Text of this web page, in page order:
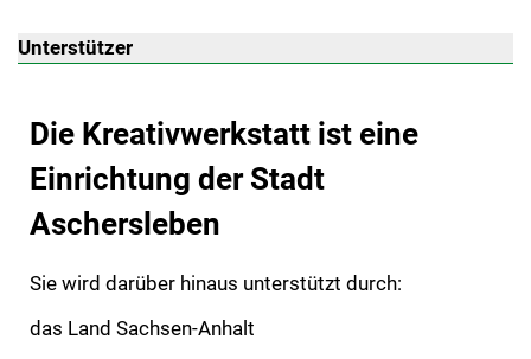
Unterstützer
Die Kreativwerkstatt ist eine
Einrichtung der Stadt
Aschersleben
Sie wird darüber hinaus unterstützt durch:
das Land Sachsen-Anhalt